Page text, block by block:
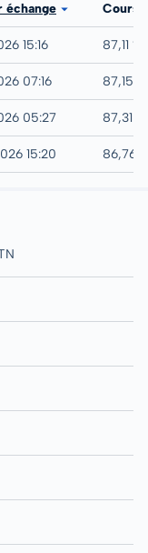
échange Cours
15:16 87,11 %
07:16 87,15 %
05:27 87,31 %
15:20 86,76